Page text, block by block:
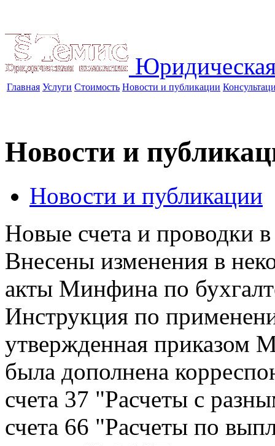
Главная Услуги Стоимость Новости и публикации
Новости и
Новости и публикации
Новые счета и проводки в
Внесены изменения в
акты Минфина по
Инструкция по
утвержденная приказом
была дополнена
счета 37 "Расчеты с
счета 66 "Расчеты по